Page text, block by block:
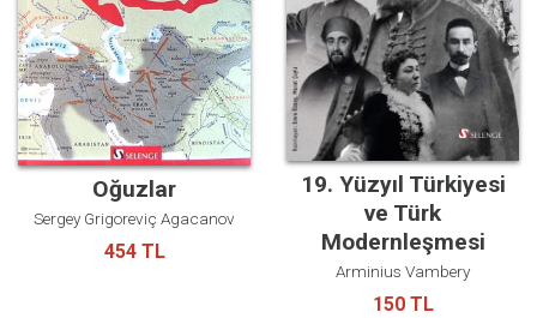
alan köy, mahalle, mezra ve konar-göçer cemaat adları
üzerinden ayrıntılı bir biçimde ortaya konmaktadır.
Oğuzlar
Sergey Grigoreviç Agacanov
454 TL
19. Yüzyıl Türkiyesi
ve Türk
Modernleşmesi
Arminius Vambery
150 TL